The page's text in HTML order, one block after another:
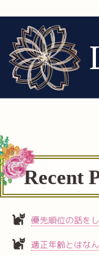
Recent
優先順位の話を
適正年齢とはな